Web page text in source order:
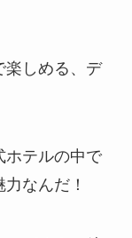
楽しめる、デ
ホテルの中で
なんだ！